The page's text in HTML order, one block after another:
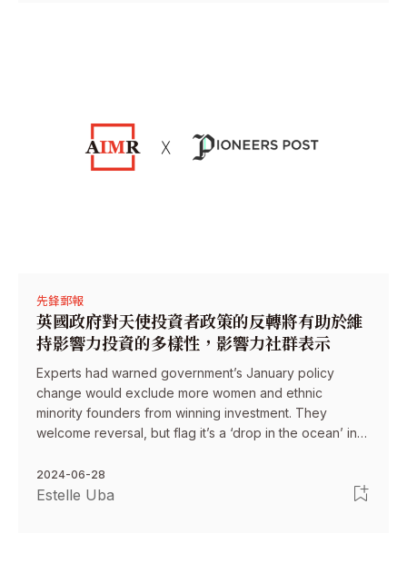
先鋒郵報
英國政府對天使投資者政策的反轉將有助於維
持影響力投資的多樣性，影響力社群表示
Experts had warned government’s January policy
change would exclude more women and ethnic
minority founders from winning investment. They
welcome reversal, but flag it’s a ‘drop in the ocean’ in
2024-06-28
Estelle Uba